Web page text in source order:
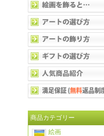
商品カテゴリー
絵画